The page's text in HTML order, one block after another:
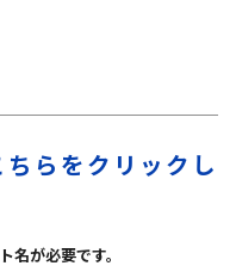
らをクリックし
が必要です。